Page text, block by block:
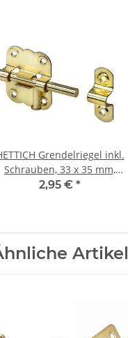
Grendelriegel inkl.
Schrauben, 33 x 35 mm,
vermessingt
2,95 € *
Artikel